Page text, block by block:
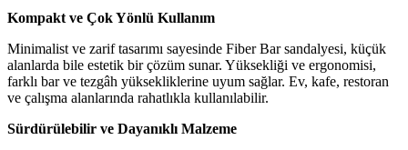
Kompakt ve Çok Yönlü Kullanım
Minimalist ve zarif tasarımı sayesinde Fiber Bar sandalyesi, küçük
alanlarda bile estetik bir çözüm sunar. Yüksekliği ve ergonomisi,
farklı bar ve tezgâh yüksekliklerine uyum sağlar. Ev, kafe, restoran
ve çalışma alanlarında rahatlıkla kullanılabilir.
Sürdürülebilir ve Dayanıklı Malzeme